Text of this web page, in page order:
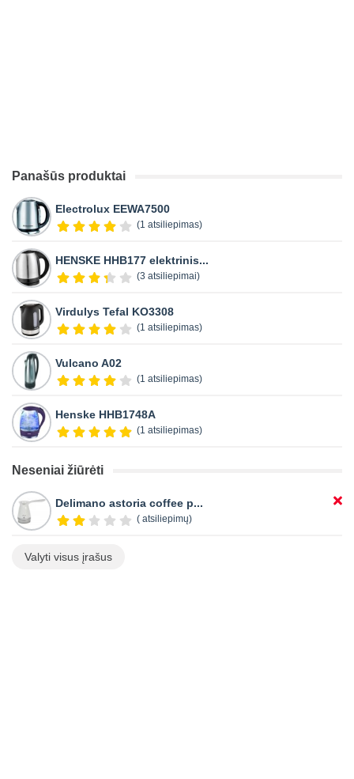
Panašūs produktai
Electrolux EEWA7500
(1 atsiliepimas)
HENSKE HHB177 elektrinis...
(3 atsiliepimai)
Virdulys Tefal KO3308
(1 atsiliepimas)
Vulcano A02
(1 atsiliepimas)
Henske HHB1748A
(1 atsiliepimas)
Neseniai žiūrėti
Delimano astoria coffee p...
( atsiliepimų)
Valyti visus įrašus